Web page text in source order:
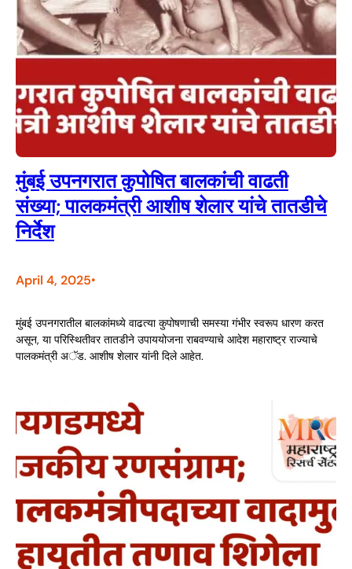
मुंबई उपनगरात कुपोषित बालकांची वाढती
संख्या; पालकमंत्री आशीष शेलार यांचे तातडीचे
निर्देश
April 4, 2025•
मुंबई उपनगरातील बालकांमध्ये वाढत्या कुपोषणाची समस्या गंभीर स्वरूप धारण करत
असून, या परिस्थितीवर तातडीने उपाययोजना राबवण्याचे आदेश महाराष्ट्र राज्याचे
पालकमंत्री अॅड. आशीष शेलार यांनी दिले आहेत.